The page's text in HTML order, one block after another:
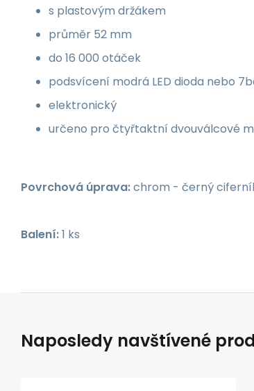
s plastovým držákem
průměr 52 mm
do 16 000 otáček
podsvícení modrá LED dioda nebo
elektronický
určeno pro čtyřtaktní dvouválcové
Povrchová úprava:chrom - černý
Balení:1 ks
Naposledy navštívené